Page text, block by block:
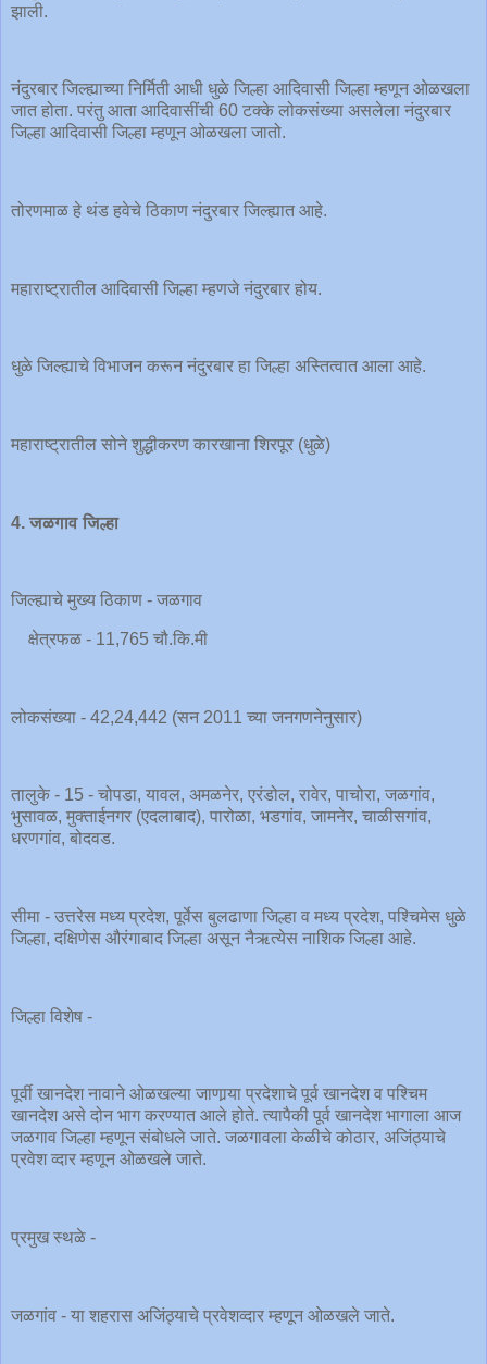
झाली.
नंदुरबार जिल्ह्याच्या निर्मिती आधी धुळे जिल्हा आदिवासी जिल्हा म्हणून ओळखला
जात होता. परंतु आता आदिवासींची 60 टक्के लोकसंख्या असलेला नंदुरबार
जिल्हा आदिवासी जिल्हा म्हणून ओळखला जातो.
तोरणमाळ हे थंड हवेचे ठिकाण नंदुरबार जिल्ह्यात आहे.
महाराष्ट्रातील आदिवासी जिल्हा म्हणजे नंदुरबार होय.
धुळे जिल्ह्याचे विभाजन करून नंदुरबार हा जिल्हा अस्तित्वात आला आहे.
महाराष्ट्रातील सोने शुद्धीकरण कारखाना शिरपूर (धुळे)
4. जळगाव जिल्हा
जिल्ह्याचे मुख्य ठिकाण - जळगाव
क्षेत्रफळ - 11,765 चौ.कि.मी
लोकसंख्या - 42,24,442 (सन 2011 च्या जनगणनेनुसार)
तालुके - 15 - चोपडा, यावल, अमळनेर, एरंडोल, रावेर, पाचोरा, जळगांव,
भुसावळ, मुक्ताईनगर (एदलाबाद), पारोळा, भडगांव, जामनेर, चाळीसगांव,
धरणगांव, बोदवड.
सीमा - उत्तरेस मध्य प्रदेश, पूर्वेस बुलढाणा जिल्हा व मध्य प्रदेश, पश्चिमेस धुळे
जिल्हा, दक्षिणेस औरंगाबाद जिल्हा असून नैऋत्येस नाशिक जिल्हा आहे.
जिल्हा विशेष -
पूर्वी खानदेश नावाने ओळखल्या जाणार्‍या प्रदेशाचे पूर्व खानदेश व पश्चिम
खानदेश असे दोन भाग करण्यात आले होते. त्यापैकी पूर्व खानदेश भागाला आज
जळगाव जिल्हा म्हणून संबोधले जाते. जळगावला केळीचे कोठार, अजिंठ्याचे
प्रवेश व्दार म्हणून ओळखले जाते.
प्रमुख स्थळे -
जळगांव - या शहरास अजिंठ्याचे प्रवेशव्दार म्हणून ओळखले जाते.